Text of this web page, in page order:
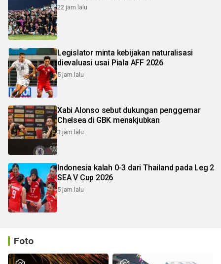
22 jam lalu
Legislator minta kebijakan naturalisasi
dievaluasi usai Piala AFF 2026
5 jam lalu
Xabi Alonso sebut dukungan penggemar
Chelsea di GBK menakjubkan
3 jam lalu
Indonesia kalah 0-3 dari Thailand pada Leg 2
SEA V Cup 2026
5 jam lalu
Foto